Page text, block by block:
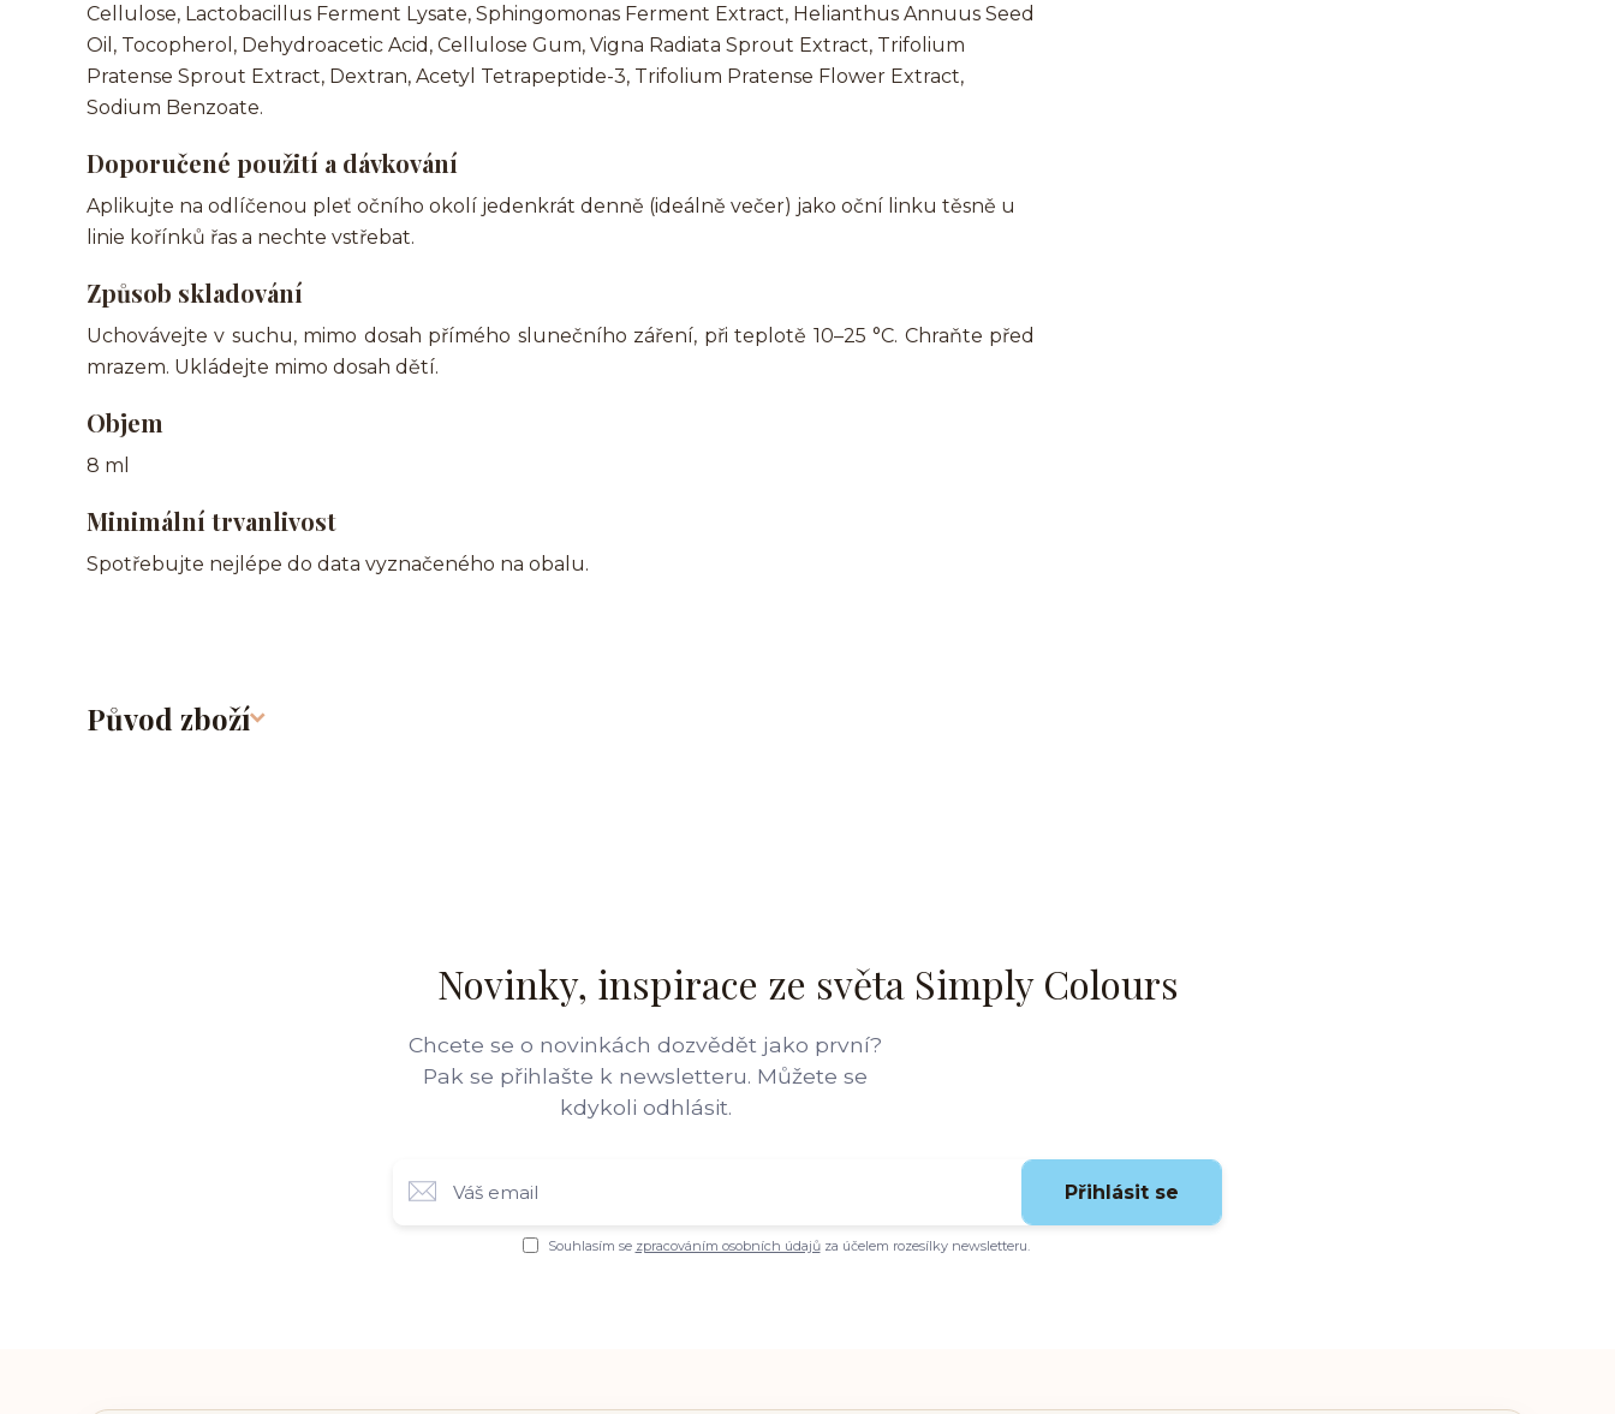
Cellulose, Lactobacillus Ferment Lysate, Sphingomonas Ferment Extract, Helianthus Annuus Seed
Oil, Tocopherol, Dehydroacetic Acid, Cellulose Gum, Vigna Radiata Sprout Extract, Trifolium
Pratense Sprout Extract, Dextran, Acetyl Tetrapeptide-3, Trifolium Pratense Flower Extract,
Sodium Benzoate.
Doporučené použití a dávkování
Aplikujte na odlíčenou pleť očního okolí jedenkrát denně (ideálně večer) jako oční linku těsně u
linie kořínků řas a nechte vstřebat.
Způsob skladování
Uchovávejte v suchu, mimo dosah přímého slunečního záření, při teplotě 10–25 °C. Chraňte před
mrazem. Ukládejte mimo dosah dětí.
Objem
8 ml
Minimální trvanlivost
Spotřebujte nejlépe do data vyznačeného na obalu.
Původ zboží
Novinky, inspirace ze světa Simply Colours
Chcete se o novinkách dozvědět jako první?
Pak se přihlašte k newsletteru. Můžete se
kdykoli odhlásit.
Přihlásit se
Souhlasím se zpracováním osobních údajůza účelem rozesílky newsletteru.